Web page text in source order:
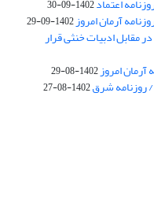
اعتماد1402-09-30
آرمان امروز1402-09-29
مقابل ادبیات خنثی قرار
آرمان امروز1402-08-29
/ روزنامه شرق1402-08-27